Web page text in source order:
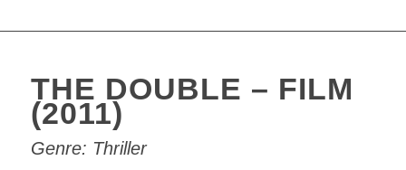
THE DOUBLE – FILM
(2011)
Genre: Thriller